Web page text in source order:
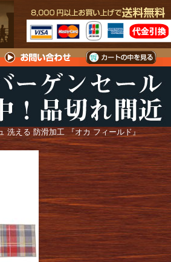
洗える 防滑加工 『オカ フィールド』